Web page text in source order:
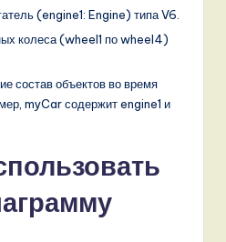
(engine1: Engine) типа V6.
колеса (wheel1 по wheel4)
состав объектов во время
myCar содержит engine1 и